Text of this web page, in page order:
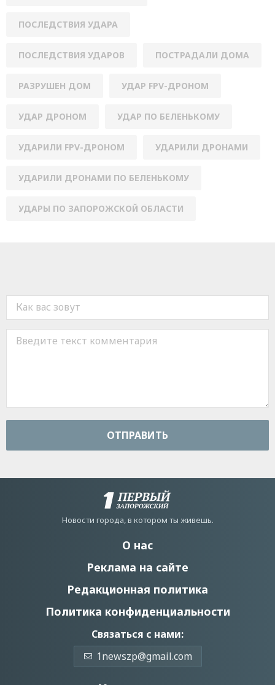
ПОСЛЕДСТВИЯ УДАРА
ПОСЛЕДСТВИЯ УДАРОВ ПОСТРАДАЛИ ДОМА
РАЗРУШЕН ДОМ УДАР FPV-ДРОНОМ
УДАР ДРОНОМ УДАР ПО БЕЛЕНЬКОМУ
УДАРИЛИ FPV-ДРОНОМ УДАРИЛИ ДРОНАМИ
УДАРИЛИ ДРОНАМИ ПО БЕЛЕНЬКОМУ
УДАРЫ ПО ЗАПОРОЖСКОЙ ОБЛАСТИ
ОТПРАВИТЬ
Новости города, в котором ты живешь.
О нас
Реклама на сайте
Редакционная политика
Политика конфиденциальности
Связаться с нами:
1newszp@gmail.com